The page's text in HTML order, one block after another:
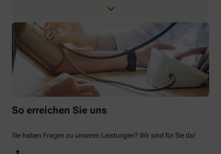
So erreichen Sie uns
Sie haben Fragen zu unseren Leistungen? Wir sind für Sie da!